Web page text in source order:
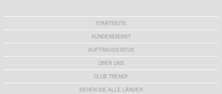
STARTSEITE
KUNDENDIENST
AUFTRAGSSTATUS
ÜBER UNS
CLUB TRENDY
SEHEN SIE ALLE LÄNDER